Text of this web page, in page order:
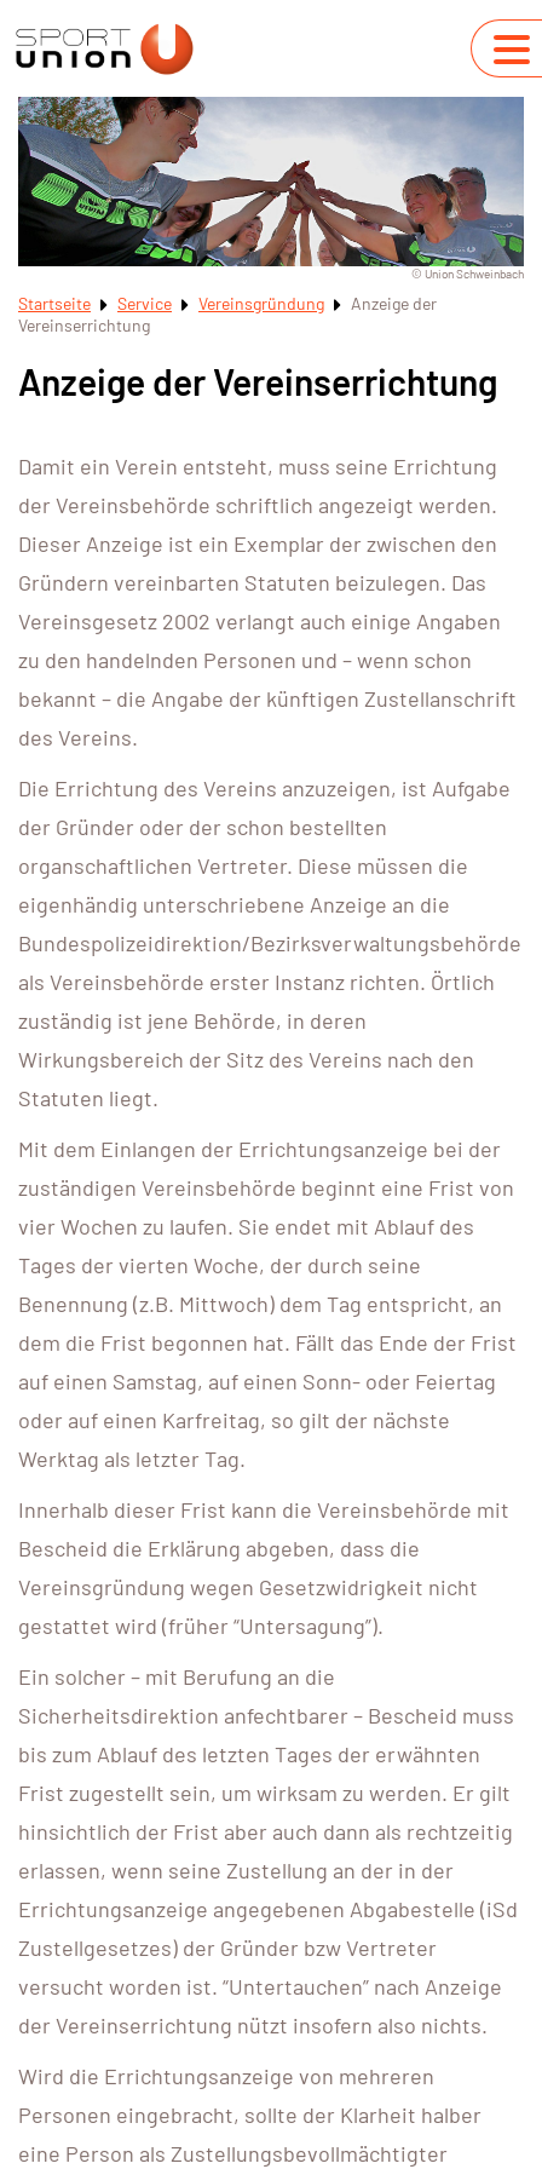
© Union Schweinbach
Startseite Service Vereinsgründung
Anzeige der
Vereinserrichtung
Anzeige der Vereinserrichtung
Damit ein Verein entsteht, muss seine Errichtung
der Vereinsbehörde schriftlich angezeigt werden.
Dieser Anzeige ist ein Exemplar der zwischen den
Gründern vereinbarten Statuten beizulegen. Das
Vereinsgesetz 2002 verlangt auch einige Angaben
zu den handelnden Personen und – wenn schon
bekannt – die Angabe der künftigen Zustellanschrift
des Vereins.
Die Errichtung des Vereins anzuzeigen, ist Aufgabe
der Gründer oder der schon bestellten
organschaftlichen Vertreter. Diese müssen die
eigenhändig unterschriebene Anzeige an die
Bundespolizeidirektion/Bezirksverwaltungsbehörde
als Vereinsbehörde erster Instanz richten. Örtlich
zuständig ist jene Behörde, in deren
Wirkungsbereich der Sitz des Vereins nach den
Statuten liegt.
Mit dem Einlangen der Errichtungsanzeige bei der
zuständigen Vereinsbehörde beginnt eine Frist von
vier Wochen zu laufen. Sie endet mit Ablauf des
Tages der vierten Woche, der durch seine
Benennung (z.B. Mittwoch) dem Tag entspricht, an
dem die Frist begonnen hat. Fällt das Ende der Frist
auf einen Samstag, auf einen Sonn- oder Feiertag
oder auf einen Karfreitag, so gilt der nächste
Werktag als letzter Tag.
Innerhalb dieser Frist kann die Vereinsbehörde mit
Bescheid die Erklärung abgeben, dass die
Vereinsgründung wegen Gesetzwidrigkeit nicht
gestattet wird (früher “Untersagung”).
Ein solcher – mit Berufung an die
Sicherheitsdirektion anfechtbarer – Bescheid muss
bis zum Ablauf des letzten Tages der erwähnten
Frist zugestellt sein, um wirksam zu werden. Er gilt
hinsichtlich der Frist aber auch dann als rechtzeitig
erlassen, wenn seine Zustellung an der in der
Errichtungsanzeige angegebenen Abgabestelle (iSd
Zustellgesetzes) der Gründer bzw Vertreter
versucht worden ist. “Untertauchen” nach Anzeige
der Vereinserrichtung nützt insofern also nichts.
Wird die Errichtungsanzeige von mehreren
Personen eingebracht, sollte der Klarheit halber
eine Person als Zustellungsbevollmächtigter